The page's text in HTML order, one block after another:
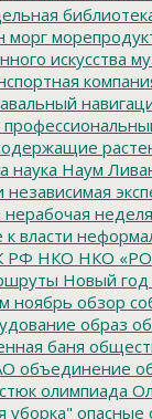
морг
искусства
наука Наум
независимая
нерабочая неделя
власти
РФ НКО НКО
Новый год
ноябрь обзор
образ
баня
объединение
олимпиада
уборка" опасные